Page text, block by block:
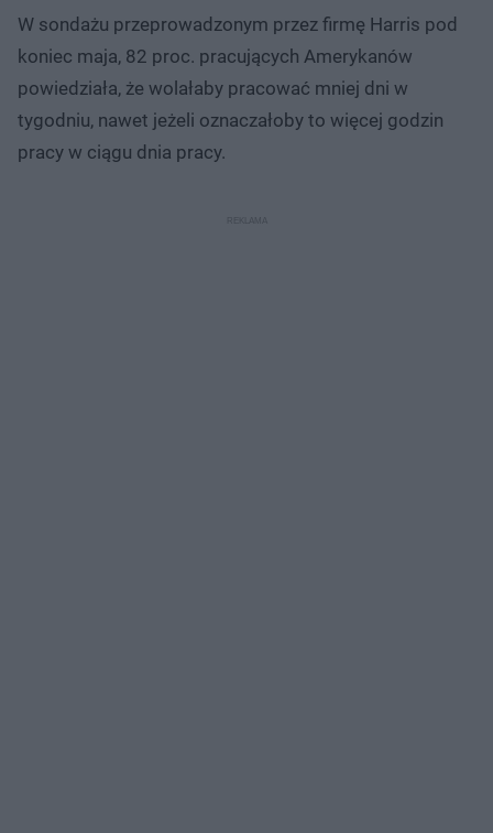
W sondażu przeprowadzonym przez firmę Harris pod
koniec maja, 82 proc. pracujących Amerykanów
powiedziała, że wolałaby pracować mniej dni w
tygodniu, nawet jeżeli oznaczałoby to więcej godzin
pracy w ciągu dnia pracy.